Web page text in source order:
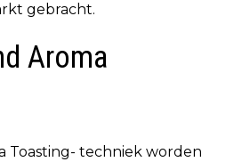
gebracht.
Aroma
Toasting- techniek worden